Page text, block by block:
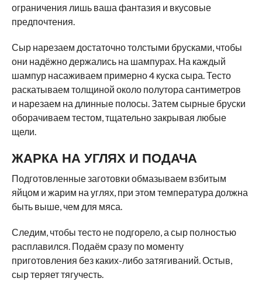
ограничения лишь ваша фантазия и вкусовые
предпочтения.
Сыр нарезаем достаточно толстыми брусками, чтобы
они надёжно держались на шампурах. На каждый
шампур насаживаем примерно 4 куска сыра. Тесто
раскатываем толщиной около полутора сантиметров
и нарезаем на длинные полосы. Затем сырные бруски
оборачиваем тестом, тщательно закрывая любые
щели.
ЖАРКА НА УГЛЯХ И ПОДАЧА
Подготовленные заготовки обмазываем взбитым
яйцом и жарим на углях, при этом температура должна
быть выше, чем для мяса.
Следим, чтобы тесто не подгорело, а сыр полностью
расплавился. Подаём сразу по моменту
приготовления без каких-либо затягиваний. Остыв,
сыр теряет тягучесть.